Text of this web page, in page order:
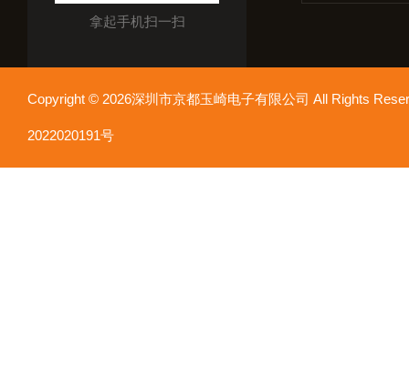
拿起手机扫一扫
Copyright © 2026深圳市京都玉崎电子有限公司 All Rights
2022020191号